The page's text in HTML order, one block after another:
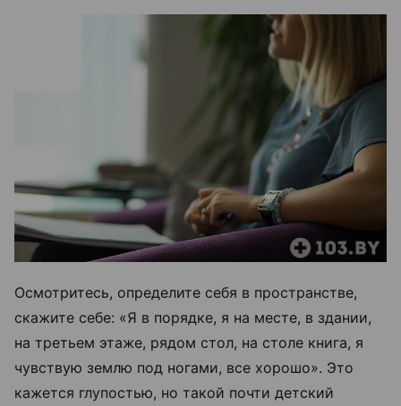
Осмотритесь, определите себя в пространстве,
скажите себе: «Я в порядке, я на месте, в здании,
на третьем этаже, рядом стол, на столе книга, я
чувствую землю под ногами, все хорошо». Это
кажется глупостью, но такой почти детский